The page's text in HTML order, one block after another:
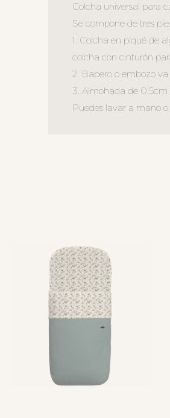
Colcha universal para
Se compone de tres
1. Colcha en piqué de
colcha con cinturón
2. Babero o embozo
3. Almohada de 0.5cm
Puedes lavar a mano o